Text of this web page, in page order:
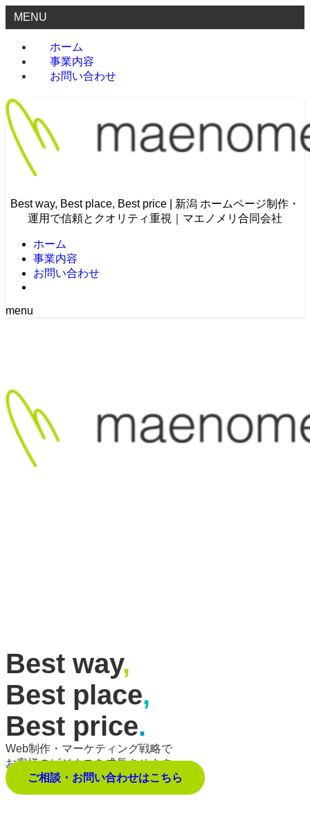
MENU
ホーム
事業内容
お問い合わせ
Best way, Best place, Best price | 新潟 ホームページ制作・
運用で信頼とクオリティ重視｜マエノメリ合同会社
ホーム
事業内容
お問い合わせ
menu
Best way,
Best place,
Best price.
Web制作・マーケティング戦略で
お客様のビジネスを成長させます。
ご相談・お問い合わせはこちら